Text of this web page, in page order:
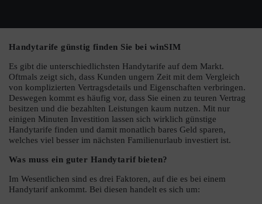
Handytarife günstig finden Sie bei winSIM
Es gibt die unterschiedlichsten Handytarife auf dem Markt.
Oftmals zeigt sich, dass Kunden ungern Zeit mit dem Vergleich
von komplizierten Vertragsdetails und Eigenschaften verbringen.
Deswegen kommt es häufig vor, dass Sie einen zu teuren Vertrag
besitzen und die bezahlten Leistungen kaum nutzen. Mit nur
einigen Minuten Investition lassen sich wirklich günstige
Handytarife finden und damit monatlich bares Geld sparen,
welches viel besser im nächsten Familienurlaub investiert ist.
Was muss ein guter Handytarif bieten?
Im Wesentlichen sind es drei Faktoren, auf die es bei einem
Handytarif ankommt. Bei diesen handelt es sich um: